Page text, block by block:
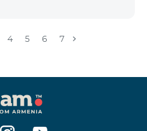
անցնելուց հետո
դարձնել, որ
է միայն
բջջային
դեպքում։ Wi-Fi-ը և VPN-
4 5 6 7